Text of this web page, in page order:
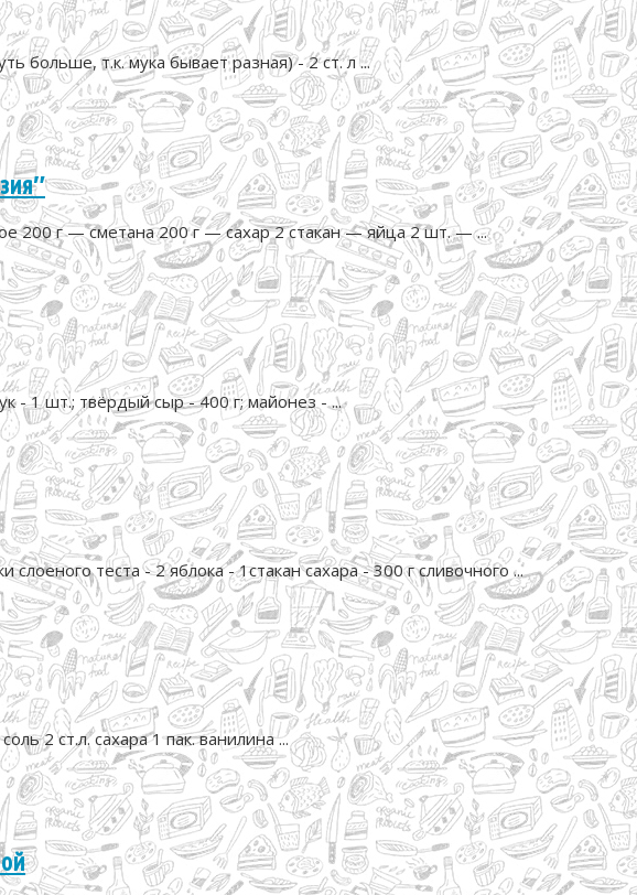
больше, т.к. мука бывает разная) - 2 ст. л ...
200 г — сметана 200 г — сахар 2 стакан — яйца 2 шт. — ...
- 1 шт.; твёрдый сыр - 400 г; майонез - ...
теста - 2 яблока - 1стакан сахара - 300 г сливочного ...
2 ст.л. сахара 1 пак. ванилина ...